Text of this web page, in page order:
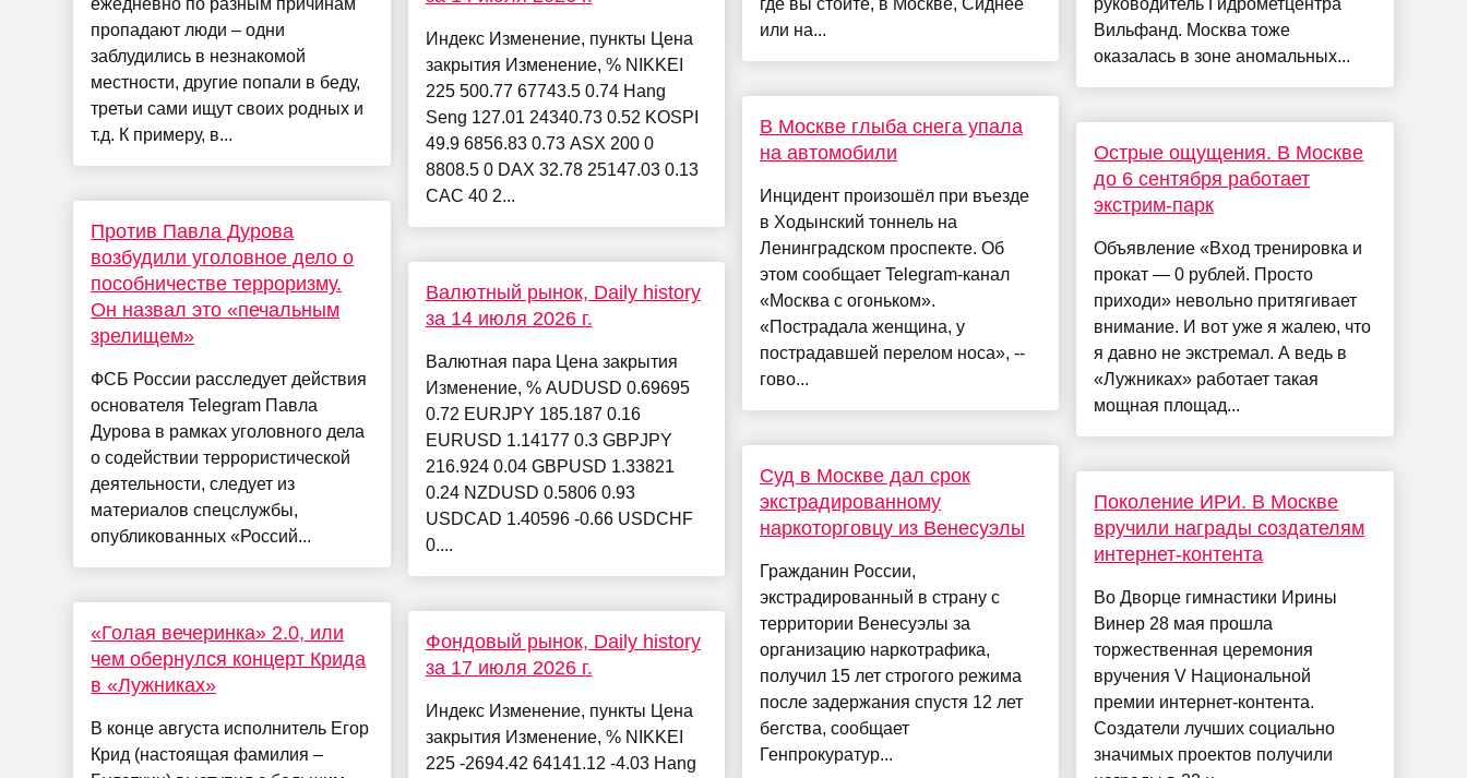
ежедневно по разным причинам
пропадают люди – одни
заблудились в незнакомой
местности, другие попали в беду,
третьи сами ищут своих родных и
т.д. К примеру, в...
Против Павла Дурова
возбудили уголовное дело о
пособничестве терроризму.
Он назвал это «печальным
зрелищем»
ФСБ России расследует действия
основателя Telegram Павла
Дурова в рамках уголовного дела
о содействии террористической
деятельности, следует из
материалов спецслужбы,
опубликованных «Россий...
«Голая вечеринка» 2.0, или
чем обернулся концерт Крида
в «Лужниках»
В конце августа исполнитель Егор
Крид (настоящая фамилия –
Индекс Изменение, пункты Цена
закрытия Изменение, % NIKKEI
225 500.77 67743.5 0.74 Hang
Seng 127.01 24340.73 0.52 KOSPI
49.9 6856.83 0.73 ASX 200 0
8808.5 0 DAX 32.78 25147.03 0.13
CAC 40 2...
Валютный рынок, Daily history
за 14 июля 2026 г.
Валютная пара Цена закрытия
Изменение, % AUDUSD 0.69695
0.72 EURJPY 185.187 0.16
EURUSD 1.14177 0.3 GBPJPY
216.924 0.04 GBPUSD 1.33821
0.24 NZDUSD 0.5806 0.93
USDCAD 1.40596 -0.66 USDCHF
0....
Фондовый рынок, Daily history
за 17 июля 2026 г.
Индекс Изменение, пункты Цена
закрытия Изменение, % NIKKEI
225 -2694.42 64141.12 -4.03 Hang
где вы стоите, в Москве, Сиднее
или на...
В Москве глыба снега упала
на автомобили
Инцидент произошёл при въезде
в Ходынский тоннель на
Ленинградском проспекте. Об
этом сообщает Telegram-канал
«Москва с огоньком».
«Пострадала женщина, у
пострадавшей перелом носа», --
гово...
Суд в Москве дал срок
экстрадированному
наркоторговцу из Венесуэлы
Гражданин России,
экстрадированный в страну с
территории Венесуэлы за
организацию наркотрафика,
получил 15 лет строгого режима
после задержания спустя 12 лет
бегства, сообщает
Генпрокуратур...
руководитель Гидрометцентра
Вильфанд. Москва тоже
оказалась в зоне аномальных...
Острые ощущения. В Москве
до 6 сентября работает
экстрим-парк
Объявление «Вход тренировка и
прокат — 0 рублей. Просто
приходи» невольно притягивает
внимание. И вот уже я жалею, что
я давно не экстремал. А ведь в
«Лужниках» работает такая
мощная площад...
Поколение ИРИ. В Москве
вручили награды создателям
интернет-контента
Во Дворце гимнастики Ирины
Винер 28 мая прошла
торжественная церемония
вручения V Национальной
премии интернет-контента.
Создатели лучших социально
значимых проектов получили